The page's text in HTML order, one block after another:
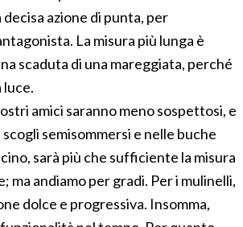
azione di punta, per
La misura più lunga è
scaduta di una mareggiata, perché
luce.
amici saranno meno sospettosi, e
semisommersi e nelle buche
sarà più che sufficiente la misura
andiamo per gradi. Per i mulinelli,
dolce e progressiva. Insomma,